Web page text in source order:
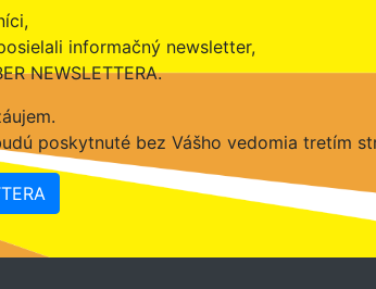
informačný newsletter,
NEWSLETTERA.
poskytnuté bez Vášho vedomia tretím